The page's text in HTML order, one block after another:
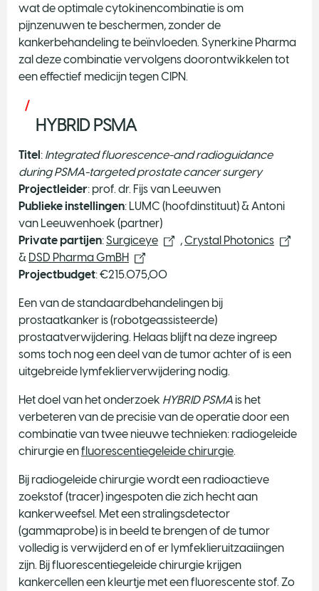
wat de optimale cytokinencombinatie is om
pijnzenuwen te beschermen, zonder de
kankerbehandeling te beïnvloeden. Synerkine Pharma
zal deze combinatie vervolgens doorontwikkelen tot
een effectief medicijn tegen CIPN.
HYBRID PSMA
Titel: Integrated fluorescence-and radioguidance
during PSMA-targeted prostate cancer surgery
Projectleider: prof. dr. Fijs van Leeuwen
Publieke instellingen: LUMC (hoofdinstituut) & Antoni
van Leeuwenhoek (partner)
Private partijen:Surgiceye ,Crystal Photonics
& DSD Pharma GmBH
Projectbudget: €215.075,00
Een van de standaardbehandelingen bij
prostaatkanker is (robotgeassisteerde)
prostaatverwijdering. Helaas blijft na deze ingreep
soms toch nog een deel van de tumor achter of is een
uitgebreide lymfeklierverwijdering nodig.
Het doel van het onderzoek HYBRID PSMA is het
verbeteren van de precisie van de operatie door een
combinatie van twee nieuwe technieken: radiogeleide
chirurgie enfluorescentiegeleide chirurgie.
Bij radiogeleide chirurgie wordt een radioactieve
zoekstof (tracer) ingespoten die zich hecht aan
kankerweefsel. Met een stralingsdetector
(gammaprobe) is in beeld te brengen of de tumor
volledig is verwijderd en of er lymfeklieruitzaaiingen
zijn. Bij fluorescentiegeleide chirurgie krijgen
kankercellen een kleurtje met een fluorescente stof. Zo